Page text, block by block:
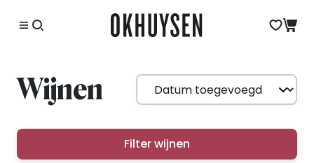
Wijnen
Filter wijnen